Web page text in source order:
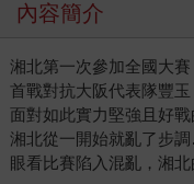
內容簡介
湘北第一次參加全國大賽
首戰對抗大阪代表隊豐玉
面對如此實力堅強且好戰
湘北從一開始就亂了步
眼看比賽陷入混亂，湘北